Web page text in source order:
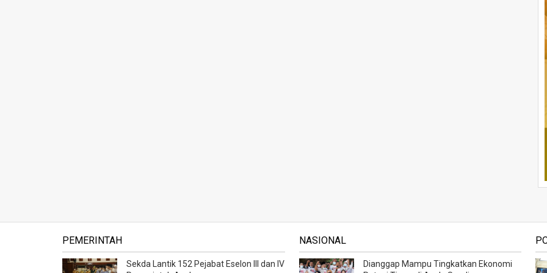
PEMERINTAH
Sekda Lantik 152 Pejabat Eselon III dan IV
NASIONAL
Dianggap Mampu Tingkatkan Ekonomi